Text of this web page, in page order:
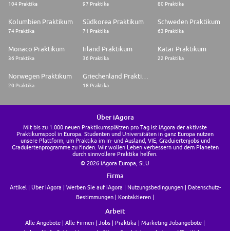
104 Praktika 97 Praktika 80 Praktika
Kolumbien Praktikum
74 Praktika
Südkorea Praktikum
71 Praktika
Schweden Praktikum
63 Praktika
Monaco Praktikum
36 Praktika
Irland Praktikum
36 Praktika
Katar Praktikum
22 Praktika
Norwegen Praktikum
20 Praktika 18 Praktika
Über iAgora
Mit bis zu 1.000 neuen Praktikumsplätzen pro Tag ist iAgora der aktivste
Praktikumspool in Europa. Studenten und Universitäten in ganz Europa nutzen
unsere Plattform, um Praktika im In- und Ausland, VIE, Graduiertenjobs und
Graduiertenprogramme zu finden. Wir wollen Leben verbessern und dem Planeten
durch sinnvollere Praktika helfen.
© 2026 iAgora Europa, SLU
Firma
Artikel Über iAgora Werben Sie auf iAgora Nutzungsbedingungen
Datenschutz-
Bestimmungen
Kontaktieren
Arbeit
Alle Angebote Alle Firmen Jobs Praktika
Marketing Jobangebote